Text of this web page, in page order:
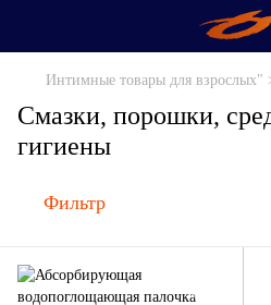
Интимные товары для взрослых"
Смазки, порошки,
гигиены
Фильтр